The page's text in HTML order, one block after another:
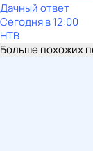
Дачный ответ
Сегодня в 12:00
НТВ
Больше похожих